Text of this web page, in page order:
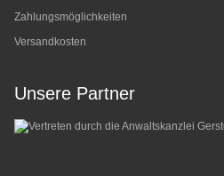
Zahlungsmöglichkeiten
Versandkosten
Unsere Partner